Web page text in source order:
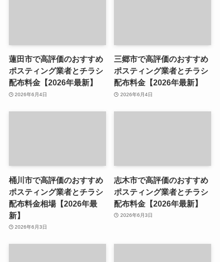
蓮田市で高評価のおすすめ
ポスティング業者とチラシ
配布料金【2026年最新】
2026年6月4日
三郷市で高評価のおすすめ
ポスティング業者とチラシ
配布料金【2026年最新】
2026年6月4日
桶川市で高評価のおすすめ
ポスティング業者とチラシ
配布料金相場【2026年最
新】
2026年6月3日
志木市で高評価のおすすめ
ポスティング業者とチラシ
配布料金【2026年最新】
2026年6月3日